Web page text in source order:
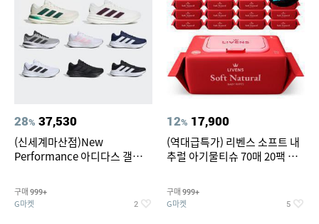
28% 37,530
(신세계마산점)New
Performance 아디다스 갤럭시
구매 999+
G마켓 2
12% 17,900
(역대급특가) 리벤스 소프트 내
추럴 아기물티슈 70매 20팩 캡
구매 999+
G마켓 5